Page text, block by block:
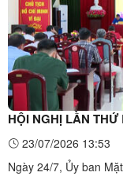
HỘI NGHỊ LẦN
SƠN KHÓA I, NHIỆM
23/07/2026 13:53
Ngày 24/7, Ủy ban